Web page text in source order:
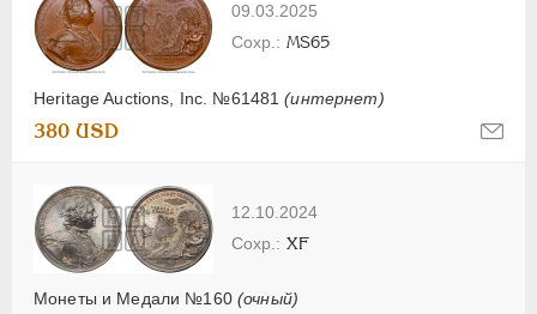
09.03.2025
Heritage Auctions, Inc. №61481(интернет)
MS65
380 USD
12.10.2024
Монеты и Медали №160 (очный)
XF